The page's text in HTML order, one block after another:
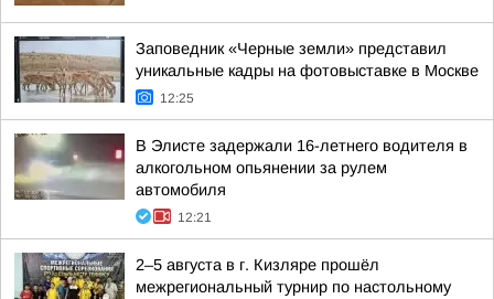
Заповедник «Черные земли» представил
уникальные кадры на фотовыставке в Москве
12:25
В Элисте задержали 16-летнего водителя в
алкогольном опьянении за рулем
автомобиля
12:21
2–5 августа в г. Кизляре прошёл
межрегиональный турнир по настольному